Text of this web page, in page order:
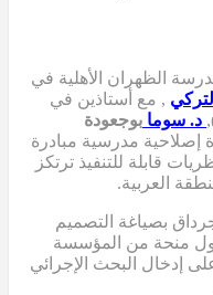
الظهران الأهلية في
, مع أستاذين في
د. سوما بوجعودة
إصلاحية مدرسية مبادرة
قابلة للتنفيذ ترتكز
العربية.
بصياغة التصميم
منحة من المؤسسة
إدخال البحث الإجرائي